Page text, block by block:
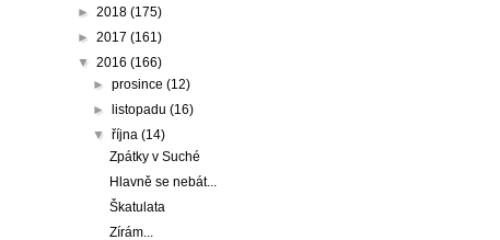
► 2018 (175)
► 2017 (161)
▼ 2016 (166)
►prosince(12)
►
listopadu(16)
▼října(14)
Zpátky v Suché
Hlavně se nebát...
Škatulata
Zírám...